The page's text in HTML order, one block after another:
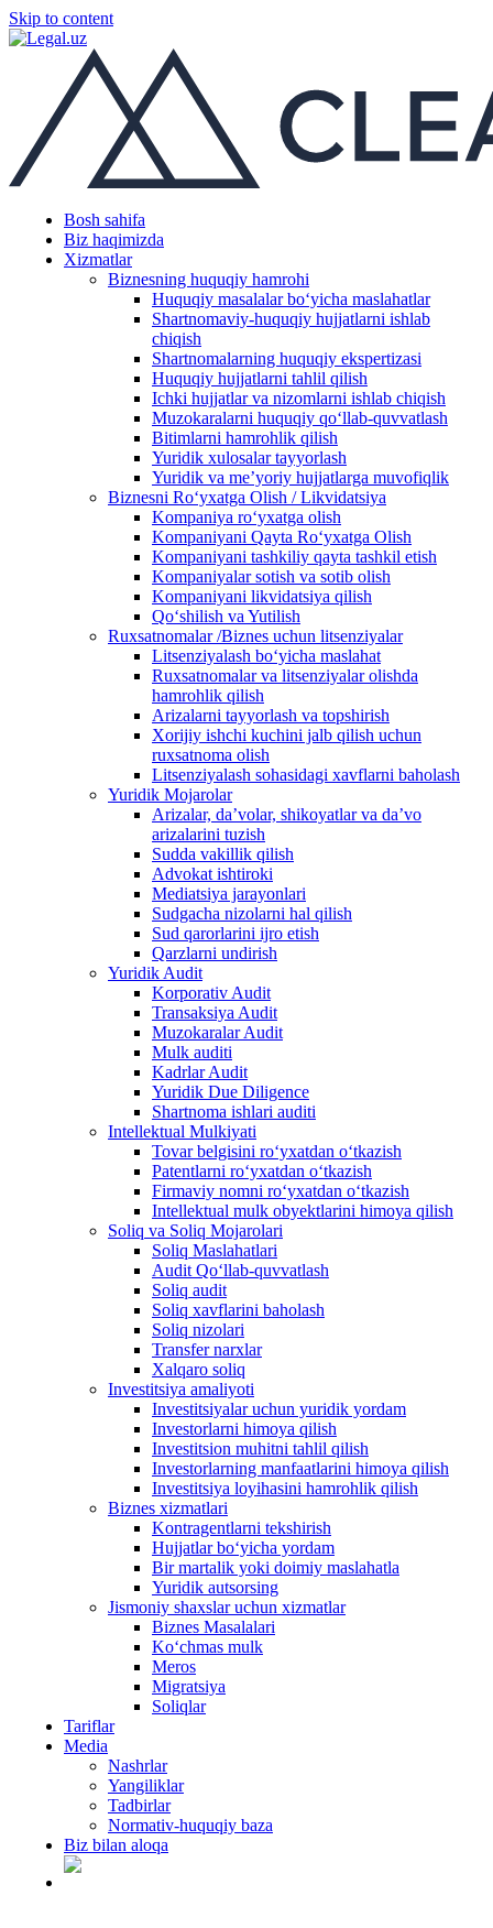
Skip to content
Bosh sahifa
Biz haqimizda
Xizmatlar
Biznesning huquqiy hamrohi
Huquqiy masalalar boʻyicha maslahatlar
Shartnomaviy-huquqiy hujjatlarni ishlab
chiqish
Shartnomalarning huquqiy ekspertizasi
Huquqiy hujjatlarni tahlil qilish
Ichki hujjatlar va nizomlarni ishlab chiqish
Muzokaralarni huquqiy qoʻllab-quvvatlash
Bitimlarni hamrohlik qilish
Yuridik xulosalar tayyorlash
Yuridik va me’yoriy hujjatlarga muvofiqlik
Biznesni Ro‘yxatga Olish / Likvidatsiya
Kompaniya ro‘yxatga olish
Kompaniyani Qayta Ro‘yxatga Olish
Kompaniyani tashkiliy qayta tashkil etish
Kompaniyalar sotish va sotib olish
Kompaniyani likvidatsiya qilish
Qo‘shilish va Yutilish
Ruxsatnomalar /Biznes uchun litsenziyalar
Litsenziyalash boʻyicha maslahat
Ruxsatnomalar va litsenziyalar olishda
hamrohlik qilish
Arizalarni tayyorlash va topshirish
Xorijiy ishchi kuchini jalb qilish uchun
ruxsatnoma olish
Litsenziyalash sohasidagi xavflarni baholash
Yuridik Mojarolar
Arizalar, daʼvolar, shikoyatlar va daʼvo
arizalarini tuzish
Sudda vakillik qilish
Advokat ishtiroki
Mediatsiya jarayonlari
Sudgacha nizolarni hal qilish
Sud qarorlarini ijro etish
Qarzlarni undirish
Yuridik Audit
Korporativ Audit
Transaksiya Audit
Muzokaralar Audit
Mulk auditi
Kadrlar Audit
Yuridik Due Diligence
Shartnoma ishlari auditi
Intellektual Mulkiyati
Tovar belgisini roʻyxatdan oʻtkazish
Patentlarni roʻyxatdan oʻtkazish
Firmaviy nomni roʻyxatdan oʻtkazish
Intellektual mulk obyektlarini himoya qilish
Soliq va Soliq Mojarolari
Soliq Maslahatlari
Audit Qo‘llab-quvvatlash
Soliq audit
Soliq xavflarini baholash
Soliq nizolari
Transfer narxlar
Xalqaro soliq
Investitsiya amaliyoti
Investitsiyalar uchun yuridik yordam
Investorlarni himoya qilish
Investitsion muhitni tahlil qilish
Investorlarning manfaatlarini himoya qilish
Investitsiya loyihasini hamrohlik qilish
Biznes xizmatlari
Kontragentlarni tekshirish
Hujjatlar bo‘yicha yordam
Bir martalik yoki doimiy maslahatla
Yuridik autsorsing
Jismoniy shaxslar uchun xizmatlar
Biznes Masalalari
Ko‘chmas mulk
Meros
Migratsiya
Soliqlar
Tariflar
Media
Nashrlar
Yangiliklar
Tadbirlar
Normativ-huquqiy baza
Biz bilan aloqa